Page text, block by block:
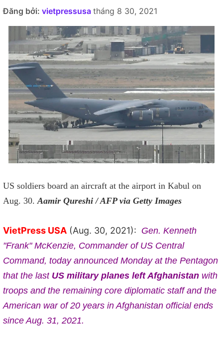
Đăng bởi: vietpressusa tháng 8 30, 2021
US soldiers board an aircraft at the airport in Kabul on
Aug. 30.Aamir Qureshi / AFP via Getty Images
VietPress USA (Aug. 30, 2021): Gen. Kenneth
"Frank" McKenzie, Commander of US Central
Command, today announced Monday at the Pentagon
that the last US military planes left Afghanistan with
troops and the remaining core diplomatic staff and the
American war of 20 years in Afghanistan official ends
since Aug. 31, 2021.